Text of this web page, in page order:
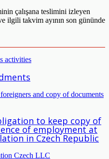
çalışana teslimini izleyen
ilgili takvim ayının son gününde
to keep copy of
of employment at
in Czech Republic